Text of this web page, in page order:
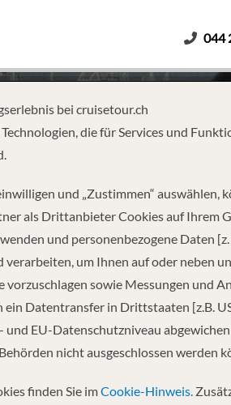
044
–
bei cruisetour.ch
die für Services und
und „Zustimmen“ auswählen,
als Drittanbieter Cookies auf Ihrem
und personenbezogene Daten [z.
verarbeiten, um Ihnen auf oder neben
sowie Messungen und
ein Datentransfer in Drittstaaten [z.B.
und EU-Datenschutzniveau
nicht ausgeschlossen werden
finden Sie imCookie-Hinweis.